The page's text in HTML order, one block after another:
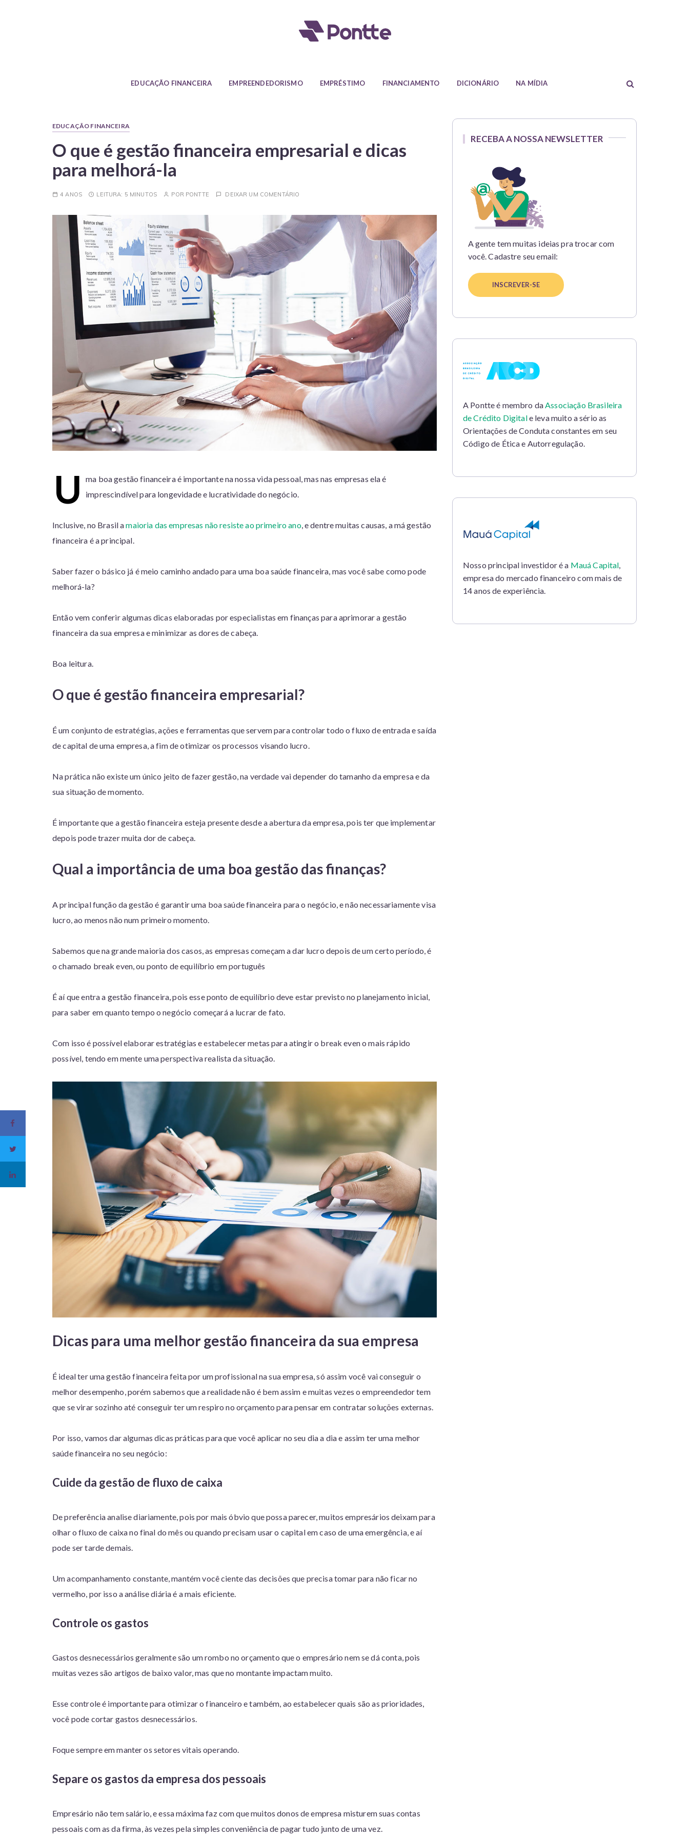
EDUCAÇÃO FINANCEIRA EMPREENDEDORISMO EMPRÉSTIMO FINANCIAMENTO DICIONÁRIO NA MÍDIA
EDUCAÇÃO FINANCEIRA
O que é gestão financeira empresarial e dicas
para melhorá-la
4 ANOS LEITURA: 5 MINUTOS POR PONTTE DEIXAR UM COMENTÁRIO
U
ma boa gestão financeira é importante na nossa vida pessoal, mas nas empresas ela é
imprescindível para longevidade e lucratividade do negócio.
Inclusive, no Brasil amaioria das empresas não resiste ao primeiro ano, e dentre muitas causas, a má gestão
financeira é a principal.
Saber fazer o básico já é meio caminho andado para uma boa saúde financeira, mas você sabe como pode
melhorá-la?
Então vem conferir algumas dicas elaboradas por especialistas em finanças para aprimorar a gestão
financeira da sua empresa e minimizar as dores de cabeça.
Boa leitura.
O que é gestão financeira empresarial?
É um conjunto de estratégias, ações e ferramentas que servem para controlar todo o fluxo de entrada e saída
de capital de uma empresa, a fim de otimizar os processos visando lucro.
Na prática não existe um único jeito de fazer gestão, na verdade vai depender do tamanho da empresa e da
sua situação de momento.
É importante que a gestão financeira esteja presente desde a abertura da empresa, pois ter que implementar
depois pode trazer muita dor de cabeça.
Qual a importância de uma boa gestão das finanças?
A principal função da gestão é garantir uma boa saúde financeira para o negócio, e não necessariamente visa
lucro, ao menos não num primeiro momento.
Sabemos que na grande maioria dos casos, as empresas começam a dar lucro depois de um certo período, é
o chamado break even, ou ponto de equilíbrio em português
É aí que entra a gestão financeira, pois esse ponto de equilíbrio deve estar previsto no planejamento inicial,
para saber em quanto tempo o negócio começará a lucrar de fato.
Com isso é possível elaborar estratégias e estabelecer metas para atingir o break even o mais rápido
possível, tendo em mente uma perspectiva realista da situação.
Dicas para uma melhor gestão financeira da sua empresa
É ideal ter uma gestão financeira feita por um profissional na sua empresa, só assim você vai conseguir o
melhor desempenho, porém sabemos que a realidade não é bem assim e muitas vezes o empreendedor tem
que se virar sozinho até conseguir ter um respiro no orçamento para pensar em contratar soluções externas.
Por isso, vamos dar algumas dicas práticas para que você aplicar no seu dia a dia e assim ter uma melhor
saúde financeira no seu negócio:
Cuide da gestão de fluxo de caixa
De preferência analise diariamente, pois por mais óbvio que possa parecer, muitos empresários deixam para
olhar o fluxo de caixa no final do mês ou quando precisam usar o capital em caso de uma emergência, e aí
pode ser tarde demais.
Um acompanhamento constante, mantém você ciente das decisões que precisa tomar para não ficar no
vermelho, por isso a análise diária é a mais eficiente.
Controle os gastos
Gastos desnecessários geralmente são um rombo no orçamento que o empresário nem se dá conta, pois
muitas vezes são artigos de baixo valor, mas que no montante impactam muito.
Esse controle é importante para otimizar o financeiro e também, ao estabelecer quais são as prioridades,
você pode cortar gastos desnecessários.
Foque sempre em manter os setores vitais operando.
Separe os gastos da empresa dos pessoais
Empresário não tem salário, e essa máxima faz com que muitos donos de empresa misturem suas contas
pessoais com as da firma, às vezes pela simples conveniência de pagar tudo junto de uma vez.
RECEBA A NOSSA NEWSLETTER
A gente tem muitas ideias pra trocar com
você. Cadastre seu email:
A Pontte é membro da Associação Brasileira
de Crédito Digitale leva muito a sério as
Orientações de Conduta constantes em seu
Código de Ética e Autorregulação.
Nosso principal investidor é a Mauá Capital,
empresa do mercado financeiro com mais de
14 anos de experiência.